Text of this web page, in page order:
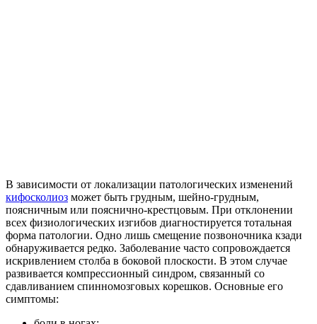
В зависимости от локализации патологических изменений
кифосколиоз может быть грудным, шейно-грудным,
поясничным или пояснично-крестцовым. При отклонении
всех физиологических изгибов диагностируется тотальная
форма патологии. Одно лишь смещение позвоночника кзади
обнаруживается редко. Заболевание часто сопровождается
искривлением столба в боковой плоскости. В этом случае
развивается компрессионный синдром, связанный со
сдавливанием спинномозговых корешков. Основные его
симптомы: